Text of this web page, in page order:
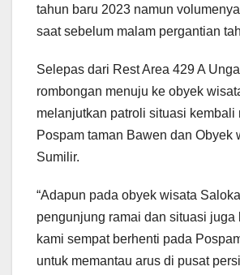
tahun baru 2023 namun
saat sebelum malam pergantian
Selepas dari Rest Area 429 A
rombongan menuju ke obyek
melanjutkan patroli situasi kembali
Pospam taman Bawen dan Obyek
Sumilir.
“Adapun pada obyek wisata
pengunjung ramai dan situasi juga
kami sempat berhenti pada
untuk memantau arus di pusat